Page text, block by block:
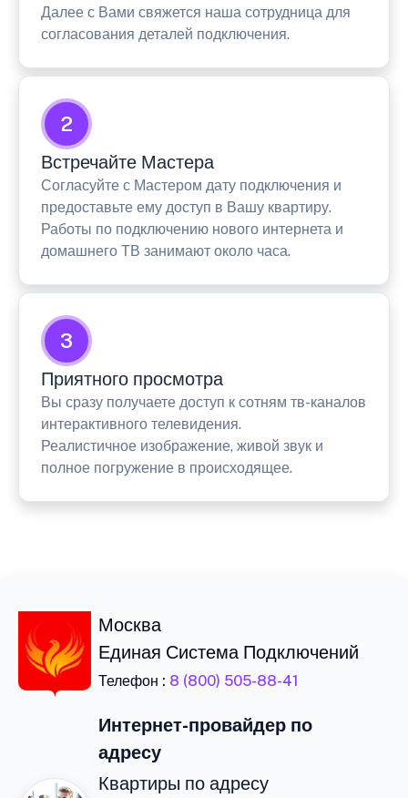
Далее с Вами свяжется наша сотрудница для
согласования деталей подключения.
2
Встречайте Мастера
Согласуйте с Мастером дату подключения и
предоставьте ему доступ в Вашу квартиру.
Работы по подключению нового интернета и
домашнего ТВ занимают около часа.
3
Приятного просмотра
Вы сразу получаете доступ к сотням тв-каналов
интерактивного телевидения.
Реалистичное изображение, живой звук и
полное погружение в происходящее.
Москва
Единая Система Подключений
Телефон : 8 (800) 505-88-41
Интернет-провайдер по
адресу
Квартиры по адресу